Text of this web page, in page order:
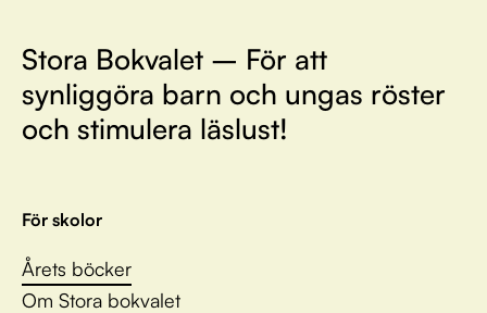
Stora Bokvalet – För att
synliggöra barn och ungas röster
och stimulera läslust!
För skolor
Årets böcker
Om Stora bokvalet